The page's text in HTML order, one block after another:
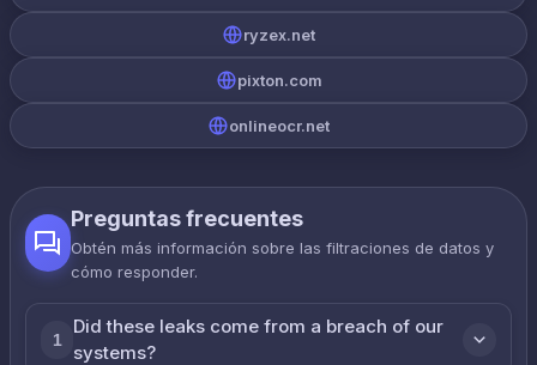
ryzex.net
pixton.com
onlineocr.net
Preguntas frecuentes
Obtén más información sobre las filtraciones de datos y
cómo responder.
1
Did these leaks come from a breach of our
systems?